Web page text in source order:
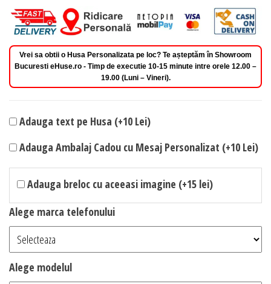
Vrei sa obtii o Husa Personalizata pe loc? Te așteptăm în Showroom
Bucuresti eHuse.ro - Timp de executie 10-15 minute intre orele 12.00 –
19.00 (Luni – Vineri).
Adauga text pe Husa (+10 Lei)
Adauga Ambalaj Cadou cu Mesaj Personalizat (+10 Lei)
Adauga breloc cu aceeasi imagine (+15 lei)
Alege marca telefonului
Alege modelul